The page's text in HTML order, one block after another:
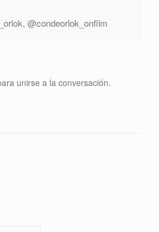
@condeorlok_onfilm
unirse a la conversación.